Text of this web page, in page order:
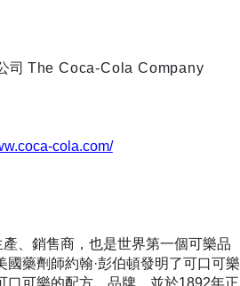
司 The Coca-Cola Company
cola.com/
、銷售商，也是世界第一個可樂品
藥劑師約翰·彭伯頓發明了可口可樂